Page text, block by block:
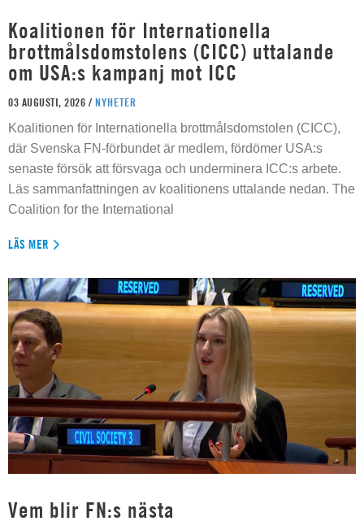
Koalitionen för Internationella
brottmålsdomstolens (CICC) uttalande
om USA:s kampanj mot ICC
03 AUGUSTI, 2026 / NYHETER
Koalitionen för Internationella brottmålsdomstolen (CICC),
där Svenska FN-förbundet är medlem, fördömer USA:s
senaste försök att försvaga och underminera ICC:s arbete.
Läs sammanfattningen av koalitionens uttalande nedan. The
Coalition for the International
LÄS MER
Vem blir FN:s nästa